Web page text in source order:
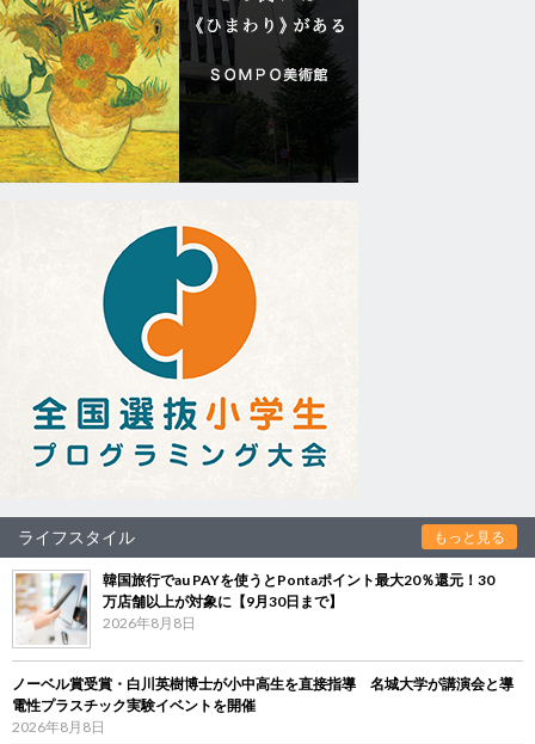
ライフスタイル もっと見る
韓国旅行でau PAYを使うとPontaポイント最大20％還元！30
万店舗以上が対象に【9月30日まで】
2026年8月8日
ノーベル賞受賞・白川英樹博士が小中高生を直接指導 名城大学が講演会と導
電性プラスチック実験イベントを開催
2026年8月8日